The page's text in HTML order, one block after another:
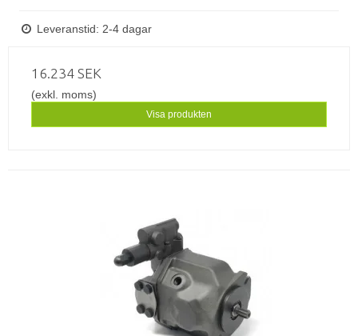
Leveranstid: 2-4 dagar
16.234 SEK
(exkl. moms)
Visa produkten